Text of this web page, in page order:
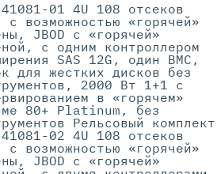
01 4U 108 отсеков
возможностью «горячей»
JBOD с «горячей»
с одним контроллером
SAS 12G, один BMC,
для жестких дисков без
2000 Вт 1+1 с
в «горячем»
80+ Platinum, без
Рельсовый комплект
02 4U 108 отсеков
возможностью «горячей»
JBOD с «горячей»